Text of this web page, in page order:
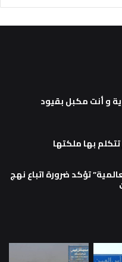
و أنت مكبل بقيود
بها ملكتها
تؤكد ضرورة اتباع نهج